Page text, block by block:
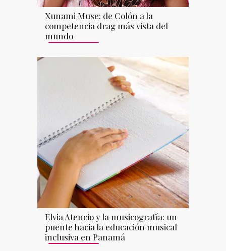
Xunami Muse: de Colón a la
competencia drag más vista del
mundo
Elvia Atencio y la musicografía: un
puente hacia la educación musical
inclusiva en Panamá